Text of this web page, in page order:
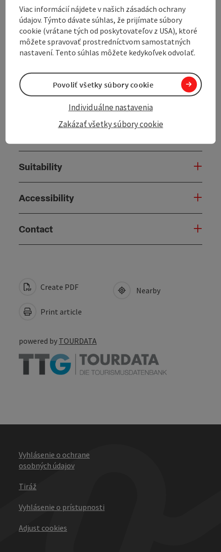
Display complete description
Tour and route information
Along the trail
Suitability
Accessibility
Contact
Create PDF
Print article
Nearby
powered by TOURDATA
Vyhlásenie o ochrane
osobných údajov
Tiráž
Vyhlásenie o prístupnosti
Adjust cookies
Viac informácií nájdete v našich zásadách ochrany
údajov. Týmto dávate súhlas, že prijímate súbory
cookie (vrátane tých od poskytovateľov z USA), ktoré
môžete spravovať prostredníctvom samostatných
nastavení. Tento súhlas môžete kedykoľvek odvolať.
Zakázať všetky súbory cookie
Individuálne nastavenia
Povoliť všetky súbory cookie